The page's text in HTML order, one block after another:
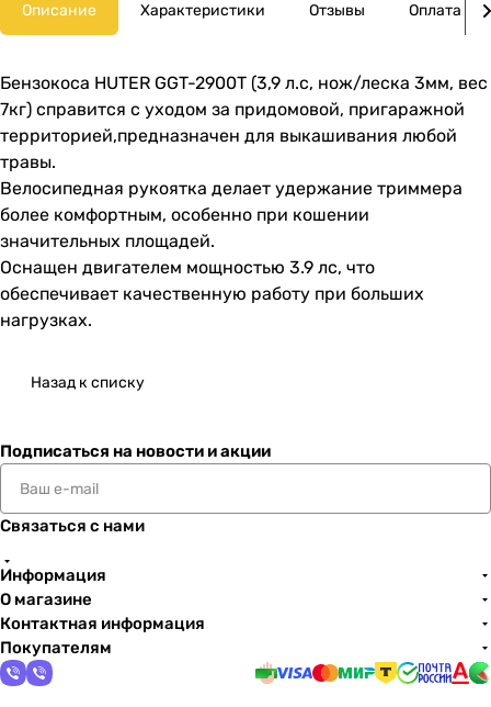
Описание Характеристики Отзывы Оплата
Бензокоса HUTER GGT-2900T (3,9 л.с, нож/леска 3мм, вес
7кг) справится с уходом за придомовой, пригаражной
территорией,предназначен для выкашивания любой
травы.
Велосипедная рукоятка делает удержание триммера
более комфортным, особенно при кошении
значительных площадей.
Оснащен двигателем мощностью 3.9 лс, что
обеспечивает качественную работу при больших
нагрузках.
Назад к списку
Подписаться на новости и акции
Связаться с нами
Информация
О магазине
Контактная информация
Покупателям